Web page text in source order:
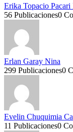
Erika Topacio Pacari
56 Publicaciones0
Erlan Garay Nina
299 Publicaciones0
Evelin Chuquimia
11 Publicaciones0